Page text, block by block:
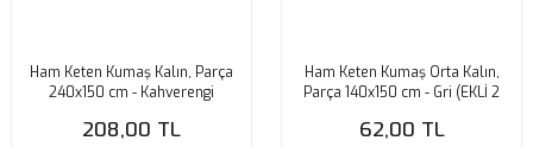
Ham Keten Kumaş Kalın, Parça
240x150 cm - Kahverengi
208,00 TL
Ham Keten Kumaş Orta Kalın,
Parça 140x150 cm - Gri (EKLİ 2
62,00 TL